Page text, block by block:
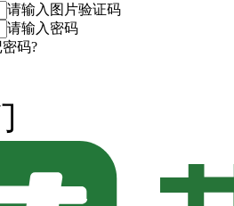
请输入图片验证码
请输入密码
码?